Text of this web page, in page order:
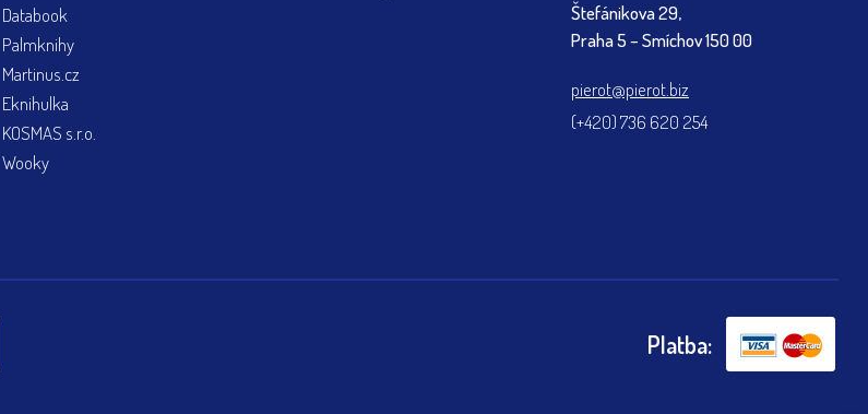
Databook
Palmknihy
Martinus.cz
Eknihulka
KOSMAS s.r.o.
Wooky
Štefánikova 29,
Praha 5 – Smíchov 150 00
pierot@pierot.biz
(+420) 736 620 254
Platba: